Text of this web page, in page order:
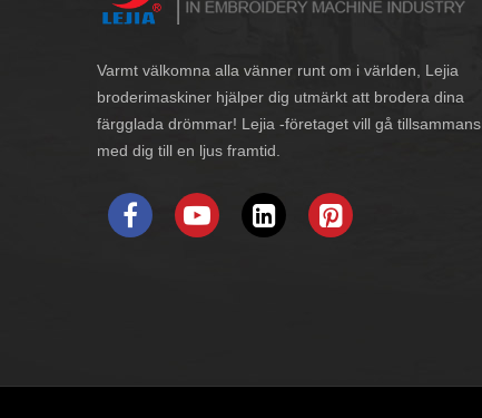
Varmt välkomna alla vänner runt om i världen, Lejia
broderimaskiner hjälper dig utmärkt att brodera dina
färgglada drömmar! Lejia -företaget vill gå tillsammans
med dig till en ljus framtid.